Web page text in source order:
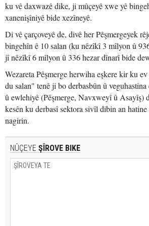
ku vê daxwazê dike, ji mûçeyê xwe yê
xanenişîniyê bide xezîneyê.
Di vê çarçoveyê de, divê her Pêşmergeyek
bingehîn ê 10 salan (ku nêzîkî 3 mîlyon û
jî nêzîkî 6 mîlyon û 336 hezar dînarî bide
Wezareta Pêşmerge herwiha eşkere kir ku
du salan" tenê ji bo derbasbûn û
û ewlehiyê (Pêşmerge, Navxweyî û Asayîş)
kesên ku derbasî sektora sivîl dibin an
nagirin.
NÛÇEYE ŞÎROVE BIKE